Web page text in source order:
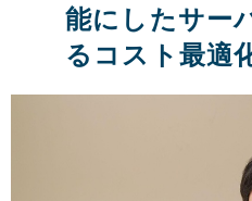
能にしたサー
るコスト最適